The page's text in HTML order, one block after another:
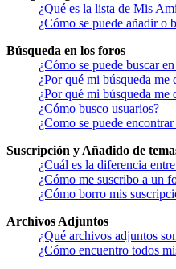
¿Qué es la lista de Mis
¿Cómo se puede añadir o
Búsqueda en los foros
¿Cómo se puede buscar
¿Por qué mi búsqueda
¿Por qué mi búsqueda me
¿Cómo busco usuarios?
¿Como se puede
Suscripción y Añadido de
¿Cuál es la diferencia
¿Cómo me suscribo a un
¿Cómo borro mis
Archivos Adjuntos
¿Qué archivos adjuntos
¿Cómo encuentro todos